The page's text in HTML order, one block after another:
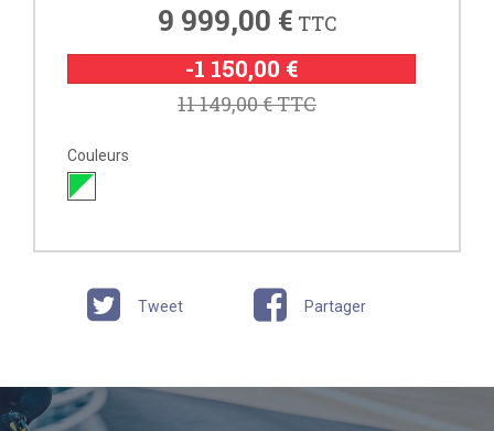
9 999,00 € TTC
-1 150,00 €
11 149,00 €TTC
Couleurs
Tweet Partager